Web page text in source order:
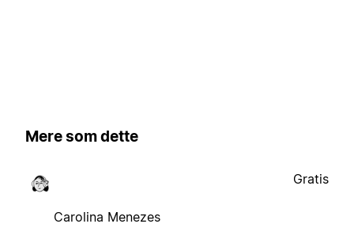
Mere som dette
Carolina Menezes
Gratis